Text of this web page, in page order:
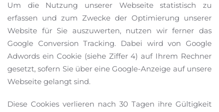
Um die Nutzung unserer Webseite statistisch zu
erfassen und zum Zwecke der Optimierung unserer
Website für Sie auszuwerten, nutzen wir ferner das
Google Conversion Tracking. Dabei wird von Google
Adwords ein Cookie (siehe Ziffer 4) auf Ihrem Rechner
gesetzt, sofern Sie über eine Google-Anzeige auf unsere
Webseite gelangt sind.
Diese Cookies verlieren nach 30 Tagen ihre Gültigkeit